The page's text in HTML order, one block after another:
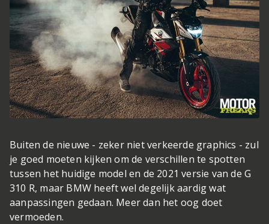
Buiten de nieuwe - zeker niet verkeerde graphics - zul
je goed moeten kijken om de verschillen te spotten
tussen het huidige model en de 2021 versie van de G
310 R, maar BMW heeft wel degelijk aardig wat
aanpassingen gedaan. Meer dan het oog doet
vermoeden.